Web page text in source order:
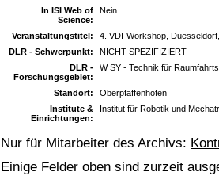
In ISI Web of
Science:
Nein
Veranstaltungstitel:
4. VDI-Workshop,
DLR - Schwerpunkt:
NICHT SPEZIFIZIERT
DLR -
Forschungsgebiet:
W SY - Technik für
Standort:
Oberpfaffenhofen
Institute &
Einrichtungen:
Institut für Robotik und
Nur für Mitarbeiter des Archivs:
Einige Felder oben sind zurzeit